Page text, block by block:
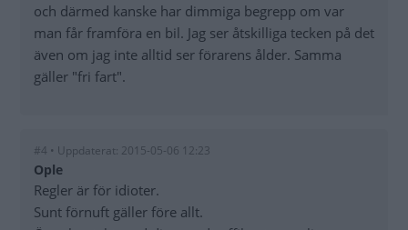
och därmed kanske har dimmiga begrepp om var
man får framföra en bil. Jag ser åtskilliga tecken på det
även om jag inte alltid ser förarens ålder. Samma
gäller "fri fart".
#4 • Uppdaterat: 2015-05-06 12:23
Ople
Regler är för idioter.
Sunt förnuft gäller före allt.